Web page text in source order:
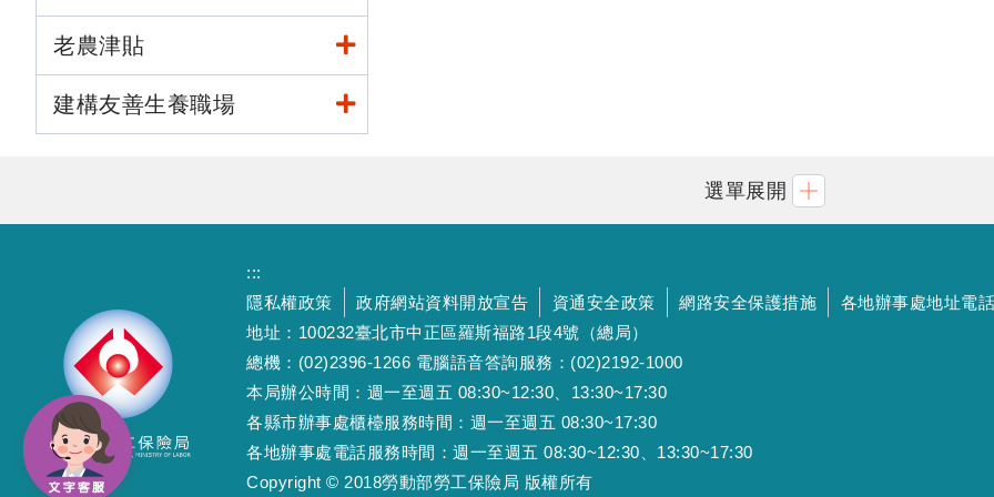
老農津貼
建構友善生養職場
選單展開
:::
隱私權政策
政府網站資料開放宣告 資通安全政策 網路安全保護措施
各地辦事處地址電話
地址：100232臺北市中正區羅斯福路1段4號（總局）
總機：(02)2396-1266 電腦語音答詢服務：(02)2192-1000
本局辦公時間：週一至週五 08:30~12:30、13:30~17:30
各縣市辦事處櫃檯服務時間：週一至週五 08:30~17:30
各地辦事處電話服務時間：週一至週五 08:30~12:30、13:30~17:30
Copyright © 2018勞動部勞工保險局 版權所有